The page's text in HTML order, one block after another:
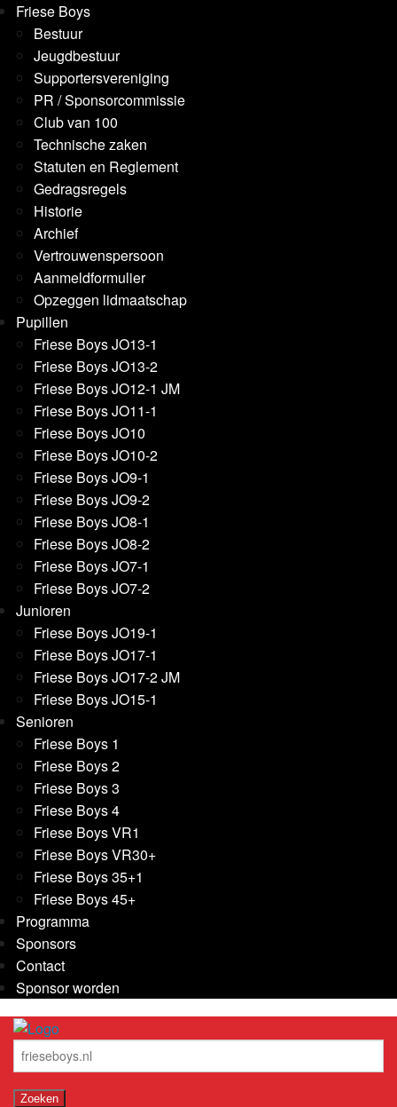
Friese Boys
Bestuur
Jeugdbestuur
Supportersvereniging
PR / Sponsorcommissie
Club van 100
Technische zaken
Statuten en Reglement
Gedragsregels
Historie
Archief
Vertrouwenspersoon
Aanmeldformulier
Opzeggen lidmaatschap
Pupillen
Friese Boys JO13-1
Friese Boys JO13-2
Friese Boys JO12-1 JM
Friese Boys JO11-1
Friese Boys JO10
Friese Boys JO10-2
Friese Boys JO9-1
Friese Boys JO9-2
Friese Boys JO8-1
Friese Boys JO8-2
Friese Boys JO7-1
Friese Boys JO7-2
Junioren
Friese Boys JO19-1
Friese Boys JO17-1
Friese Boys JO17-2 JM
Friese Boys JO15-1
Senioren
Friese Boys 1
Friese Boys 2
Friese Boys 3
Friese Boys 4
Friese Boys VR1
Friese Boys VR30+
Friese Boys 35+1
Friese Boys 45+
Programma
Sponsors
Contact
Sponsor worden